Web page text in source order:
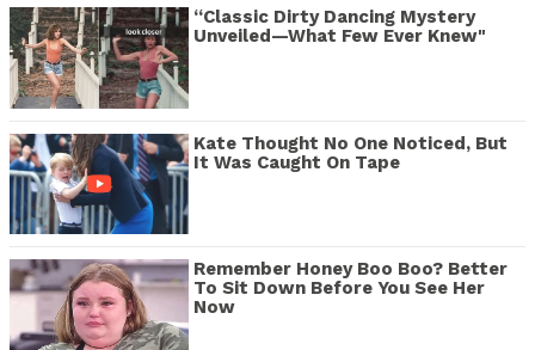
“Classic Dirty Dancing Mystery
Unveiled—What Few Ever Knew"
Kate Thought No One Noticed, But
It Was Caught On Tape
Remember Honey Boo Boo? Better
To Sit Down Before You See Her
Now